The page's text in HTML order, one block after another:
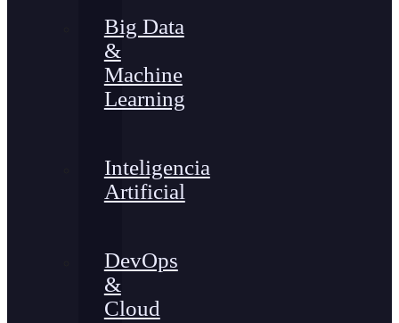
Big Data
&
Machine
Learning
Inteligencia
Artificial
DevOps
&
Cloud